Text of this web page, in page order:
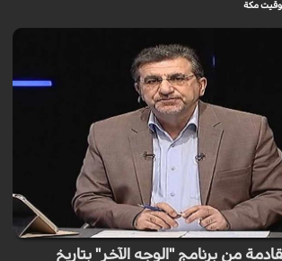
من برنامج "الوجه الآخر" بتاريخ